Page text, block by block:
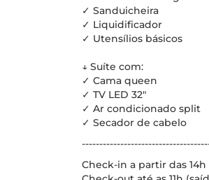
✓ Sanduicheira
✓ Liquidificador
✓ Utensílios básicos
↓ Suíte com:
✓ Cama queen
✓ TV LED 32"
✓ Ar condicionado split
✓ Secador de cabelo
Check-in a partir das 14h